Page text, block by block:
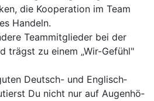
die Ko­o­pe­ra­ti­on im Team
Han­deln.
Team­mit­glie­der bei der
trägst zu ei­nem „Wir-Ge­fühl"
Deutsch- und Eng­lisch­
Du nicht nur auf Au­gen­hö­